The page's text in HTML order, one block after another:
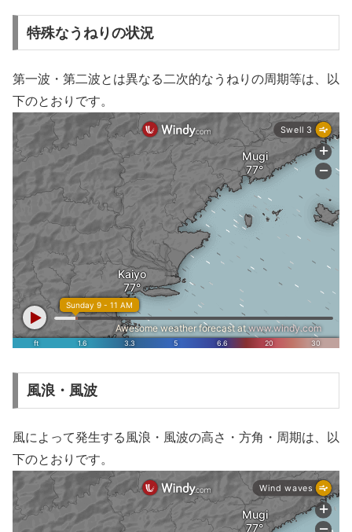
特殊なうねりの状況
第一波・第二波とは異なる二次的なうねりの周期等は、以
下のとおりです。
風浪・風波
風によって発生する風浪・風波の高さ・方角・周期は、以
下のとおりです。